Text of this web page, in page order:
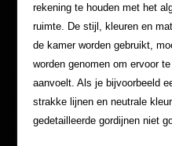
rekening te houden met het
ruimte. De stijl, kleuren en
de kamer worden gebruikt,
worden genomen om ervoor
aanvoelt. Als je bijvoorbeeld
strakke lijnen en neutrale
gedetailleerde gordijnen niet